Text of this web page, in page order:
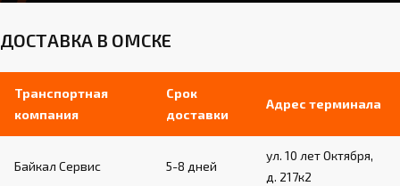
ДОСТАВКА В ОМСКЕ
Транспортная
компания
Срок
доставки
Адрес терминала
Байкал Сервис 5-8 дней
ул. 10 лет Октября,
д. 217к2